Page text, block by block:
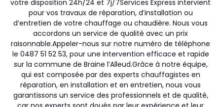
votre disposition 24h/24 et 7j/7Services Express intervient
pour vos travaux de réparation, d’installation ou
d’entretien de votre chauffage ou chaudière. Nous vous
accordons un service de qualité avec un prix
raisonnable.Appeler-nous sur notre numéro de téléphone
le 0487 51 52 53, pour une intervention efficace et rapide
sur la commune de Braine l’Alleud.Grâce à notre équipe,
qui est composée par des experts chauffagistes en
réparation, en installation et en entretien, nous vous
garantissons un service des professionnels et de qualité,